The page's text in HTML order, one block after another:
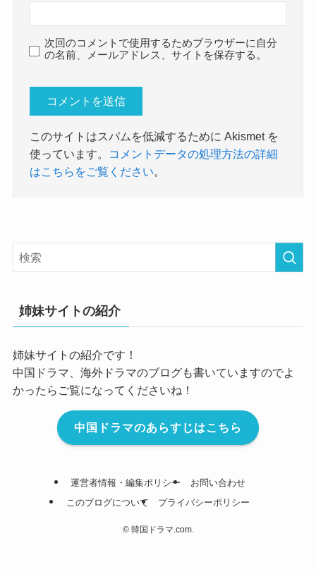
次回のコメントで使用するためブラウザーに自分
の名前、メールアドレス、サイトを保存する。
このサイトはスパムを低減するために Akismet を
使っています。
コメントデータの処理方法の詳細
はこちらをご覧ください
姉妹サイトの紹介
姉妹サイトの紹介です！
中国ドラマ、海外ドラマのブログも書いていますのでよ
かったらご覧になってくださいね！
中国ドラマのあらすじはこちら
運営者情報・編集ポリシー
お問い合わせ
このブログについて
プライバシーポリシー
©韓国ドラマ.com.